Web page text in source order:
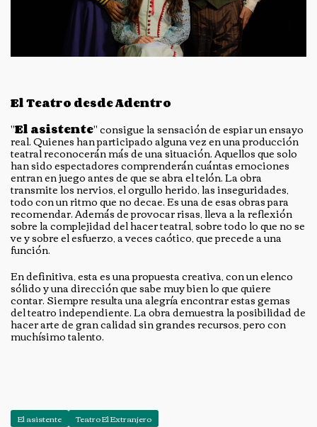
El Teatro desde Adentro
"El asistente" consigue la sensación de espiar un ensayo
real. Quienes han participado alguna vez en una producción
teatral reconocerán más de una situación. Aquellos que solo
han sido espectadores comprenderán cuántas emociones
entran en juego antes de que se abra el telón. La obra
transmite los nervios, el orgullo herido, las inseguridades,
todo con un ritmo que no decae. Es una de esas obras para
recomendar. Además de provocar risas, lleva a la reflexión
sobre la complejidad del hacer teatral, sobre todo lo que no se
ve y sobre el esfuerzo, a veces caótico, que precede a una
función.
En definitiva, esta es una propuesta creativa, con un elenco
sólido y una dirección que sabe muy bien lo que quiere
contar. Siempre resulta una alegría encontrar estas gemas
del teatro independiente. La obra demuestra la posibilidad de
hacer arte de gran calidad sin grandes recursos, pero con
muchísimo talento.
El asistente Teatro El Extranjero